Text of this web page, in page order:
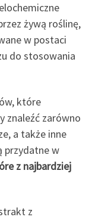
żywą roślinę,
w postaci
do stosowania
które
znaleźć zarówno
a także inne
przydatne w
z najbardziej
z